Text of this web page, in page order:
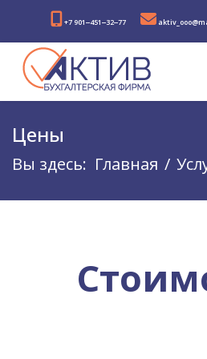
+7 901‒451‒32‒77
Цены
Вы здесь: Главная